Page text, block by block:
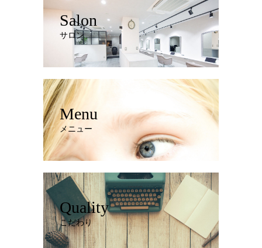
Salon
サロン
Menu
メニュー
Quality
こだわり